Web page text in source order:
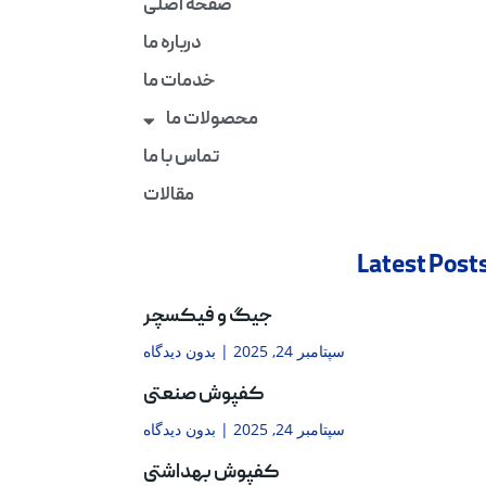
صفحه اصلی
درباره ما
خدمات ما
محصولات ما
تماس با ما
مقالات
Latest
جیگ و فیکسچر
سپتامبر 24, 2025 بدون دیدگاه
کفپوش صنعتی
سپتامبر 24, 2025 بدون دیدگاه
کفپوش بهداشتی